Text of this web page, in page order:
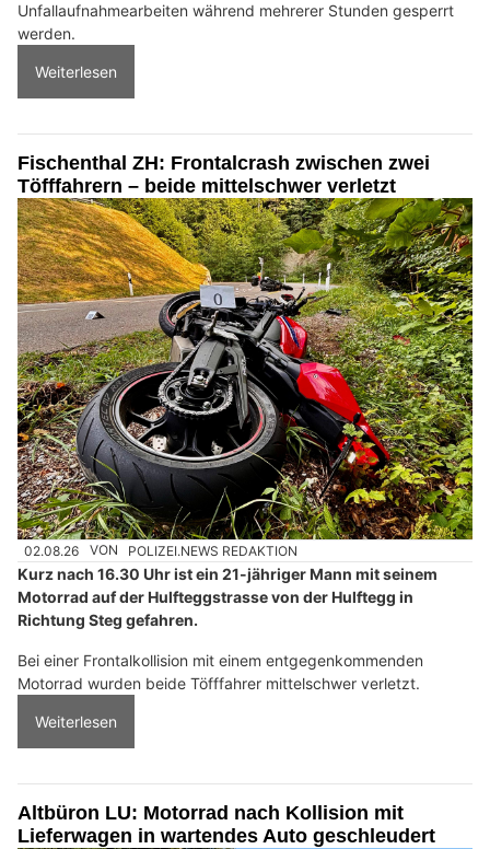
Unfallaufnahmearbeiten während mehrerer Stunden gesperrt
werden.
Weiterlesen
Fischenthal ZH: Frontalcrash zwischen zwei
Töfffahrern – beide mittelschwer verletzt
02.08.26 VON POLIZEI.NEWS REDAKTION
Kurz nach 16.30 Uhr ist ein 21-jähriger Mann mit seinem
Motorrad auf der Hulfteggstrasse von der Hulftegg in
Richtung Steg gefahren.
Bei einer Frontalkollision mit einem entgegenkommenden
Motorrad wurden beide Töfffahrer mittelschwer verletzt.
Weiterlesen
Altbüron LU: Motorrad nach Kollision mit
Lieferwagen in wartendes Auto geschleudert